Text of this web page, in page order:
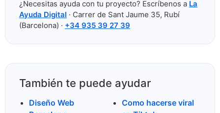
¿Necesitas ayuda con tu proyecto? Escríbenos a La
Ayuda Digital · Carrer de Sant Jaume 35, Rubí
(Barcelona) · +34 935 39 27 39
También te puede ayudar
Diseño Web
Como hacerse viral